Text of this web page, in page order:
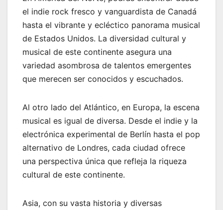
el indie rock fresco y vanguardista de Canadá
hasta el vibrante y ecléctico panorama musical
de Estados Unidos. La diversidad cultural y
musical de este continente asegura una
variedad asombrosa de talentos emergentes
que merecen ser conocidos y escuchados.
Al otro lado del Atlántico, en Europa, la escena
musical es igual de diversa. Desde el indie y la
electrónica experimental de Berlín hasta el pop
alternativo de Londres, cada ciudad ofrece
una perspectiva única que refleja la riqueza
cultural de este continente.
Asia, con su vasta historia y diversas